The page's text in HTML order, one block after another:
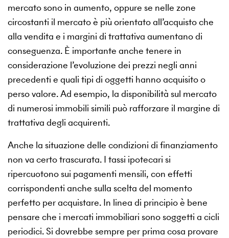
mercato sono in aumento, oppure se nelle zone
circostanti il mercato è più orientato all’acquisto che
alla vendita e i margini di trattativa aumentano di
conseguenza. È importante anche tenere in
considerazione l’evoluzione dei prezzi negli anni
precedenti e quali tipi di oggetti hanno acquisito o
perso valore. Ad esempio, la disponibilità sul mercato
di numerosi immobili simili può rafforzare il margine di
trattativa degli acquirenti.
Anche la situazione delle condizioni di finanziamento
non va certo trascurata. I tassi ipotecari si
ripercuotono sui pagamenti mensili, con effetti
corrispondenti anche sulla scelta del momento
perfetto per acquistare. In linea di principio è bene
pensare che i mercati immobiliari sono soggetti a cicli
periodici. Si dovrebbe sempre per prima cosa provare